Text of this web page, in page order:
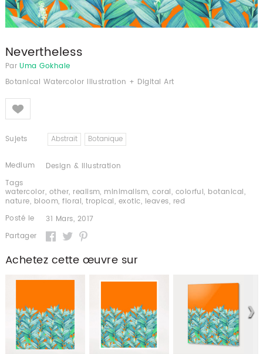
Nevertheless
Par Uma Gokhale
Botanical Watercolor Illustration + Digital Art
Like
Sujets Abstrait Botanique
Medium
Design & Illustration
Tags
watercolor, other, realism, minimalism,coral, colorful, botanical,
nature, bloom,floral,tropical, exotic, leaves, red
Posté le
31 Mars, 2017
Partager
Achetez cette œuvre sur